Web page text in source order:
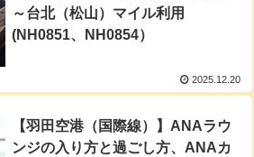
～台北（松山）マイル利用
(NH0851、NH0854）
2025.12.20
【羽田空港（国際線）】ANAラウ
ンジの入り方と過ごし方、ANAカ